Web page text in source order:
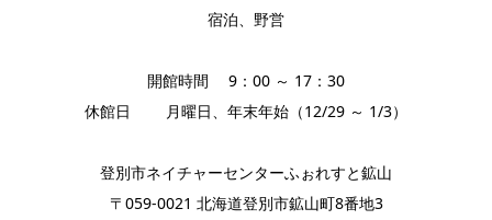
宿泊、野営
開館時間 9：00 ～ 17：30
休館日 月曜日、年末年始（12/29 ～ 1/3）
登別市ネイチャーセンターふぉれすと鉱山
〒059-0021 北海道登別市鉱山町8番地3